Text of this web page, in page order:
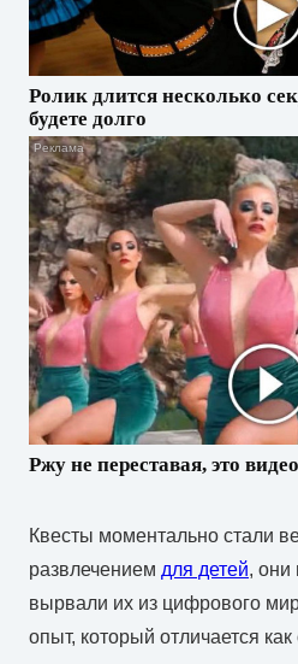
Ролик длится несколько
будете долго
Ржу не переставая, это
Квесты моментально стали
развлечением для детей, они
вырвали их из цифрового
опыт, который отличается